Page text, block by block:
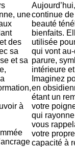
une
des
sa
et sa
à
continue
beauté
bienfaits.
utilisée
qui vont
parure,
intérieure
Imaginez
en
étant un
votre
qui
vous
votre
capacité à